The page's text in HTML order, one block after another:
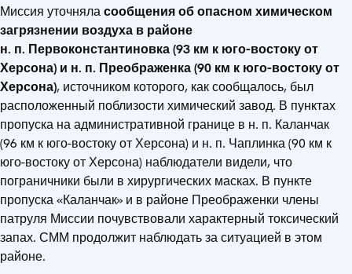
Миссия уточняласообщения об опасном химическом
загрязнении воздуха в районе
н. п. Первоконстантиновка (93 км к юго-востоку от
Херсона) и н. п. Преображенка (90 км к юго-востоку от
Херсона), источником которого, как сообщалось, был
расположенный поблизости химический завод. В пунктах
пропуска на административной границе в н. п. Каланчак
(96 км к юго-востоку от Херсона) и н. п. Чаплинка (90 км к
юго-востоку от Херсона) наблюдатели видели, что
пограничники были в хирургических масках. В пункте
пропуска «Каланчак» и в районе Преображенки члены
патруля Миссии почувствовали характерный токсический
запах. СММ продолжит наблюдать за ситуацией в этом
районе.